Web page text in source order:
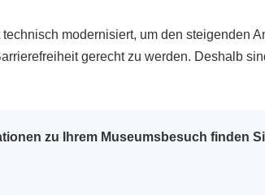
modernisiert, um den steigenden
gerecht zu werden. Deshalb
zu Ihrem Museumsbesuch finden